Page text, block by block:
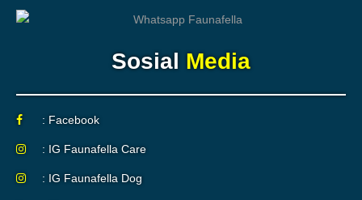
Sosial Media
: Facebook
: IG Faunafella Care
: IG Faunafella Dog